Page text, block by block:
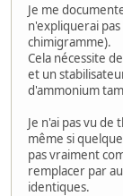
Je me
n'expliquerai
chimigramme).
Cela nécessite
et un
d'ammonium
Je n'ai pas vu
même si
pas vraiment
remplacer par
identiques.